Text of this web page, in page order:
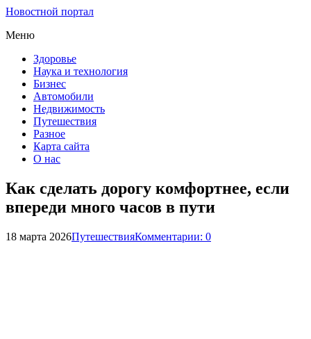
Новостной портал
Меню
Здоровье
Наука и технология
Бизнес
Автомобили
Недвижимость
Путешествия
Разное
Карта сайта
О нас
Как сделать дорогу комфортнее, если
впереди много часов в пути
18 марта 2026ПутешествияКомментарии: 0